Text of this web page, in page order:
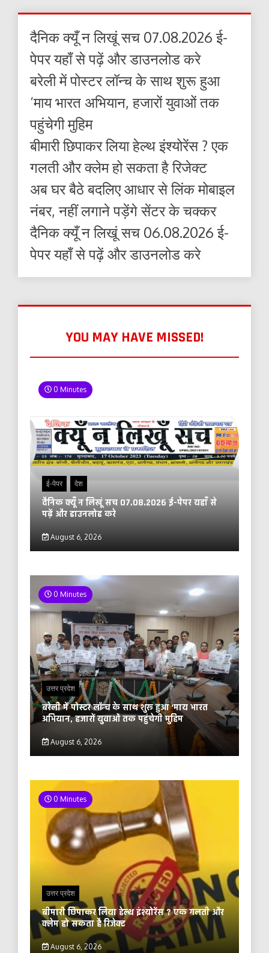
दैनिक क्यूँ न लिखूं सच 07.08.2026 ई-
पेपर यहाँ से पढ़ें और डाउनलोड करे
बरेली में पोस्टर लॉन्च के साथ शुरू हुआ
‘माय भारत अभियान, हजारों युवाओं तक
पहुंचेगी मुहिम
बीमारी छिपाकर लिया हेल्थ इंश्योरेंस ? एक
गलती और क्लेम हो सकता है रिजेक्ट
अब घर बैठे बदलिए आधार से लिंक मोबाइल
नंबर, नहीं लगाने पड़ेंगे सेंटर के चक्कर
दैनिक क्यूँ न लिखूं सच 06.08.2026 ई-
पेपर यहाँ से पढ़ें और डाउनलोड करे
YOU MAY HAVE MISSED!
0 Minutes
ई-पेपर देश
दैनिक क्यूँ न लिखूं सच 07.08.2026 ई-पेपर यहाँ से
पढ़ें और डाउनलोड करे
August 6, 2026
0 Minutes
उत्तर प्रदेश
बरेली में पोस्टर लॉन्च के साथ शुरू हुआ ‘माय भारत
अभियान, हजारों युवाओं तक पहुंचेगी मुहिम
August 6, 2026
0 Minutes
उत्तर प्रदेश
बीमारी छिपाकर लिया हेल्थ इंश्योरेंस ? एक गलती और
क्लेम हो सकता है रिजेक्ट
August 6, 2026